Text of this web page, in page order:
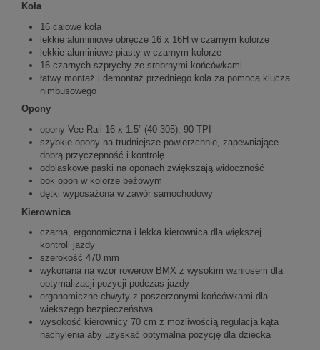
Koła
16 calowe koła
lekkie aluminiowe obręcze 16 x 16H w czarnym kolorze
lekkie aluminiowe piasty w czarnym kolorze
16 czarnych szprychy ze srebrnymi końcówkami
łatwy montaż i demontaż przedniego koła za pomocą klucza
nimbusowego
Opony
opony Vee Rail 16 x 1.5” (40-305), 90 TPI
szybkie opony na trudniejsze powierzchnie, zapewniające
dobrą przyczepność i kontrolę
odblaskowe paski na oponach zwiększają widoczność
bok opon w kolorze beżowym
dętki wyposażona w zawór samochodowy
Kierownica
czarna, ergonomiczna i lekka kierownica dla większej
kontroli jazdy
szerokość 470 mm
wykonana na wzór rowerów BMX z wysokim wzniosem dla
optymalizacji pozycji podczas jazdy
ergonomiczne chwyty z poszerzonymi końcówkami dla
większego bezpieczeństwa
wysokość kierownicy 70 cm z możliwością regulacja kąta
nachylenia aby uzyskać optymalna pozycję dla dziecka